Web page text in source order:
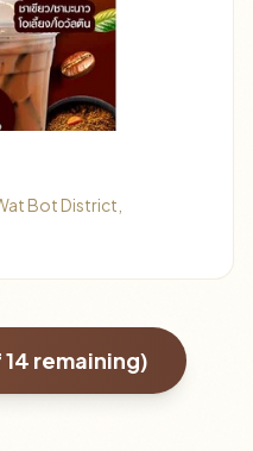
Bot District,
14 remaining)